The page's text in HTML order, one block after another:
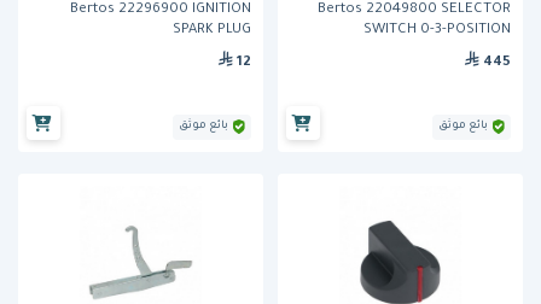
Bertos 22049800 SELECTOR
SWITCH 0-3-POSITION
445
بائع موثق
Bertos 22296900 IGNITION
SPARK PLUG
12
بائع موثق